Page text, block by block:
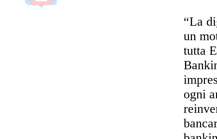
“La
un
tutta
ogni